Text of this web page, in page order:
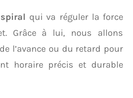
qui va réguler la force
Grâce à lui, nous allons
l’avance ou du retard pour
horaire précis et durable